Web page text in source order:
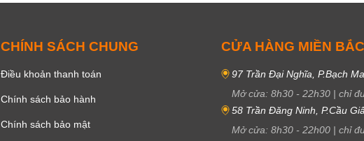
CHÍNH SÁCH CHUNG
Điều khoản thanh toán
Chính sách bảo hành
Chính sách bảo mật
CỬA HÀNG MIỀN BẮC
97 Trần Đại Nghĩa, P.Bạch
Mở cửa: 8h30 - 22h30 | chỉ
58 Trần Đăng Ninh, P.Cầu
Mở cửa: 8h30 - 22h00 | chỉ